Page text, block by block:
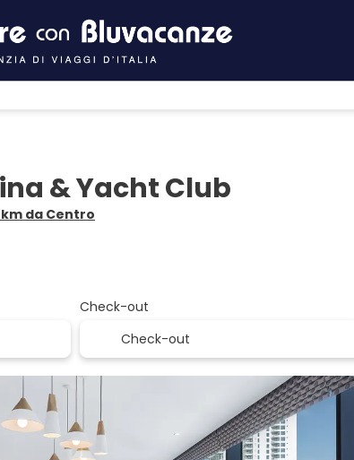
& Yacht Club
km da Centro
Check-out